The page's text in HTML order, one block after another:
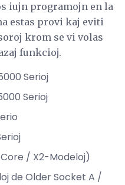
iujn programojn en la
estas provi kaj eviti
krom se vi volas
funkcioj.
Serioj
Serioj
/ X2-Modeloj)
de Older Socket A /